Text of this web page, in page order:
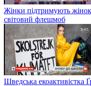
Жінки підтримують
світовий флешмоб
Шведська екоактивістка